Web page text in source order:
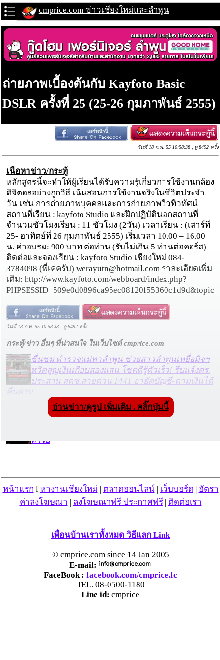
cmprice.com ข่าวเชียงใหม่และลำพูน
ถ่ายภาพเบื้องต้นกับ Kayfoto Basic
DSLR ครั้งที่ 25 (25-26 กุมภาพันธ์ 2555)
วันที่ 18 ก.พ. 55 10:58:38 , ดู 8492 ครั้ง
เนื้อหาข่าว/กระทู้
หลักสูตรนี้จะทำให้ผู้เรียนได้รับความรู้เกี่ยวการใช้งานกล้อง
ดิจิตอลอย่างถูกวิธี เน้นสอนการใช้งานจริงในชีวิตประจำ
วัน เช่น การถ่ายภาพบุคคลและการถ่ายภาพวิวทิวทัศน์
สถานที่เรียน : kayfoto Studio และฝึกปฏิบัตินอกสถานที่
จำนวนชั่วโมงเรียน : 11 ชั่วโมง (2วัน) เวลาเรียน : (เสาร์ที่
25- อาทิตย์ที่ 26 กุมภาพันธ์ 2555) เริ่มเวลา 10.00 – 16.00
น. ค่าอบรม: 900 บาท ต่อท่าน (รับไม่เกิน 5 ท่านต่อคอร์ส)
ติดต่อและจองเรียน : kayfoto Studio เชียงใหม่ 084-
3784098 (พี่เคครับ) werayutn@hotmail.com ราละเอียดเพิ่ม
เติม: http://www.kayfoto.com/webboard/index.php?
วันที่ 18 ก.พ. 55 10:58:38 , ดู 8492 ครั้ง
กระทู้/ข่าว อื่นๆ ที่น่าสนใจ ในเว็บไซต์ cmprice.com
ชื่นชม ตำรวจแม่ทาลำพูน ช่วยสาวลำพูนเหยื่อมิจฯ
หวิดสูญเงินเกือบสองแสน โชคดีรู้ตัวเร็ว! รีบแจ้งตร.
ประสาน สตช.สายด่วน 1441 อายัดบัญชี-ตามเงินได้
คืนครบ
ตร.สภ.เมืองลำพูน ยึดยาบ้ากว่า 700 เม็ด หลังชาว
ลำไย
มาตรฐานเสี่ยงอันตราย สั่งห้ามขาย-เตือนภัยผู้
ปกครองเฝ้าระวังบุตรหลาน
เชียงของ เพื่อดำเนินการตามกฎหมาย พบส่วนใหญ่มี
เอี่ยวแก๊งคอลเซ็นเตอร์
“ตรีนุช” เปิดตัวระบบ “e-WorkPermit” ลงทะเบียน
แรงงานต่างด้าวออนไลน์ ให้บริการ 24 ชั่วโมงทั่ว
ประเทศ เริ่ม 13 ต.ค. นี้
อ่านข่าว/ดูรูป เพิ่มเติม . คลิ๊กปุ่มนี้
หน้าแรก l หางานเชียงใหม่ ตลาดออนไลน์| เว็บบอร์ด
อัตรา
ค่าลงโฆษณา
ลงโฆษณาฟรี ประกาศฟรี| ติดต่อเรา
เพื่อนบ้านเราทั้งหมด วิธีแลก Link
© cmprice.com since 14 Jan 2005
E-mail:
FaceBook : facebook.com/cmprice.fc
TEL. 08-0500-1180
Line id: cmprice